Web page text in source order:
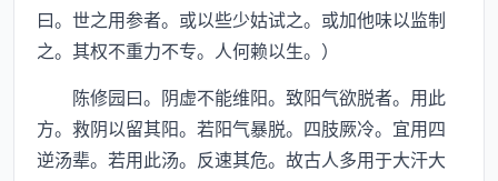
曰。世之用参者。或以些少姑试之。或加他味以监制
之。其权不重力不专。人何赖以生。）
陈修园曰。阴虚不能维阳。致阳气欲脱者。用此
方。救阴以留其阳。若阳气暴脱。四肢厥冷。宜用四
逆汤辈。若用此汤。反速其危。故古人多用于大汗大